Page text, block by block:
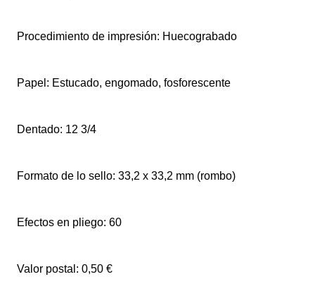
Procedimiento de impresión: Huecograbado
Papel: Estucado, engomado, fosforescente
Dentado: 12 3/4
Formato de lo sello: 33,2 x 33,2 mm (rombo)
Efectos en pliego: 60
Valor postal: 0,50 €